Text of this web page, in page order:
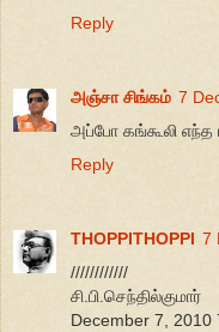
Reply
அஞ்சா சிங்கம் 7
அப்போ கங்கூலி
Reply
THOPPITHOPPI 7
////////////
சி.பி.செந்தில்குமார்
December 7, 2010